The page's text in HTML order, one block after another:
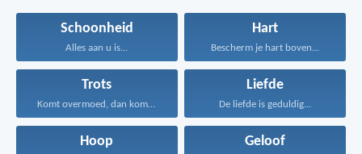
Schoonheid
Alles aan u is...
Hart
Bescherm je hart boven...
Trots
Komt overmoed, dan komt...
Liefde
De liefde is geduldig...
Hoop Geloof